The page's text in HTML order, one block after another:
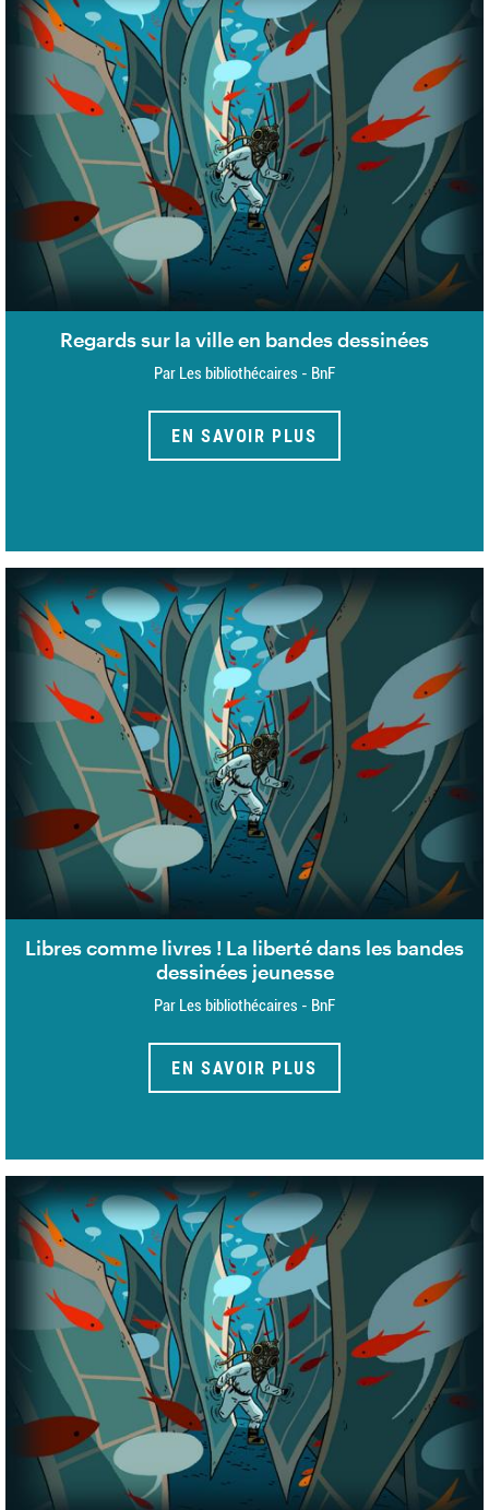
Regards sur la ville en bandes dessinées
Par Les bibliothécaires - BnF
EN SAVOIR PLUS
Libres comme livres ! La liberté dans les bandes
dessinées jeunesse
Par Les bibliothécaires - BnF
EN SAVOIR PLUS